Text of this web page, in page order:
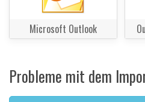
Microsoft Outlook
Probleme mit dem